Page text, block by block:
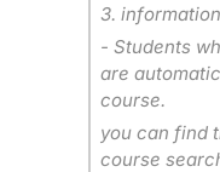
3. information
- Students
are
course.
you can find
course